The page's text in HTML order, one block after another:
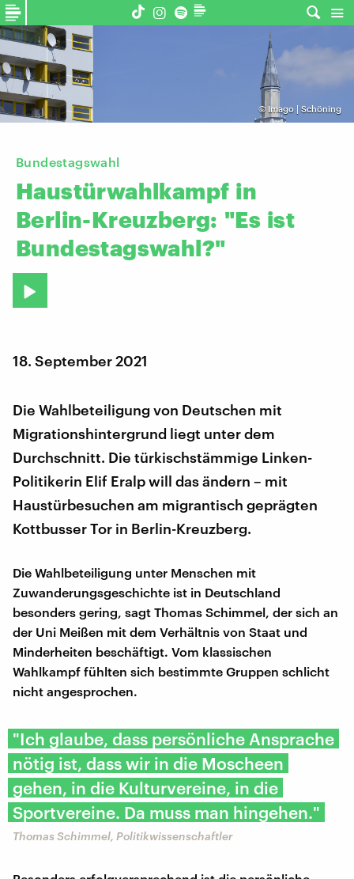
© Imago | Schöning
Bundestagswahl
Haustürwahlkampf in
Berlin-Kreuzberg: "Es ist
Bundestagswahl?"
18. September 2021
Die Wahlbeteiligung von Deutschen mit
Migrationshintergrund liegt unter dem
Durchschnitt. Die türkischstämmige Linken-
Politikerin Elif Eralp will das ändern – mit
Haustürbesuchen am migrantisch geprägten
Kottbusser Tor in Berlin-Kreuzberg.
Die Wahlbeteiligung unter Menschen mit
Zuwanderungsgeschichte ist in Deutschland
besonders gering, sagt Thomas Schimmel, der sich an
der Uni Meißen mit dem Verhältnis von Staat und
Minderheiten beschäftigt. Vom klassischen
Wahlkampf fühlten sich bestimmte Gruppen schlicht
nicht angesprochen.
"Ich glaube, dass persönliche Ansprache
nötig ist, dass wir in die Moscheen
gehen, in die Kulturvereine, in die
Sportvereine. Da muss man hingehen."
Thomas Schimmel, Politikwissenschaftler